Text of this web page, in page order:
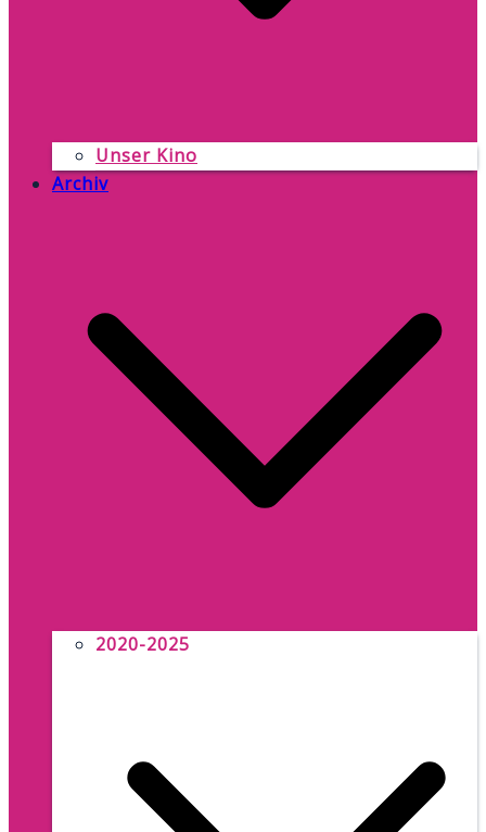
Unser Kino
Archiv
2020-2025